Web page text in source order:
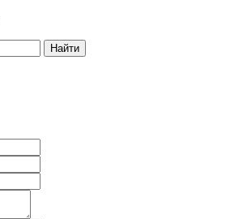
Найти